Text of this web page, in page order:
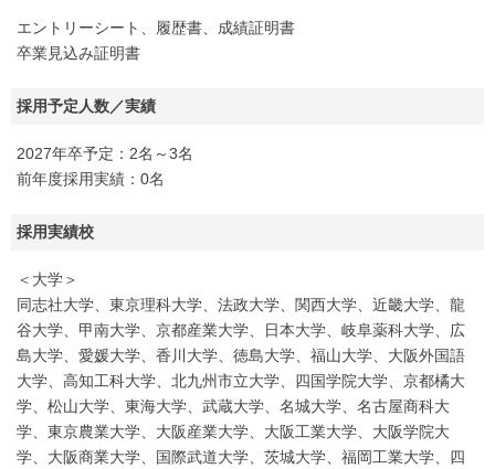
エントリーシート、履歴書、成績証明書
卒業見込み証明書
採用予定人数／実績
2027年卒予定：2名～3名
前年度採用実績：0名
採用実績校
＜大学＞
同志社大学、東京理科大学、法政大学、関西大学、近畿大学、龍
谷大学、甲南大学、京都産業大学、日本大学、岐阜薬科大学、広
島大学、愛媛大学、香川大学、徳島大学、福山大学、大阪外国語
大学、高知工科大学、北九州市立大学、四国学院大学、京都橘大
学、松山大学、東海大学、武蔵大学、名城大学、名古屋商科大
学、東京農業大学、大阪産業大学、大阪工業大学、大阪学院大
学、大阪商業大学、国際武道大学、茨城大学、福岡工業大学、四